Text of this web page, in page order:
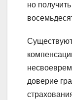
но
доверие